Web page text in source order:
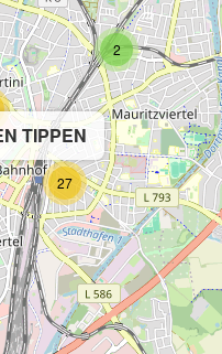
TIPPEN
2
27